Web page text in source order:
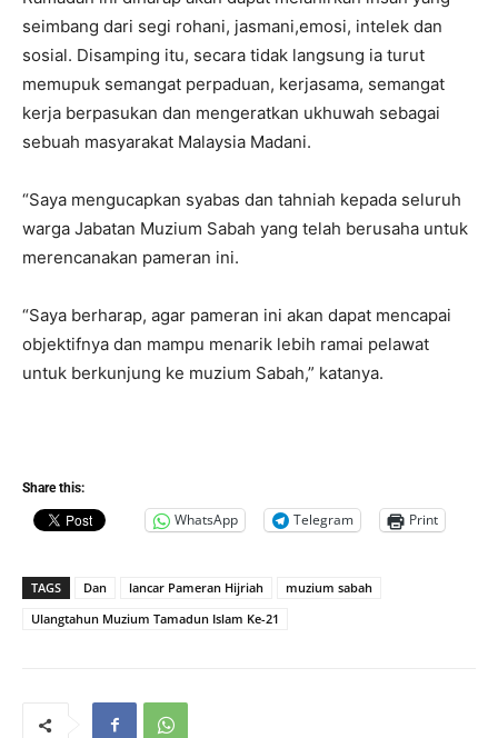
seimbang dari segi rohani, jasmani,emosi, intelek dan
sosial. Disamping itu, secara tidak langsung ia turut
memupuk semangat perpaduan, kerjasama, semangat
kerja berpasukan dan mengeratkan ukhuwah sebagai
sebuah masyarakat Malaysia Madani.
“Saya mengucapkan syabas dan tahniah kepada seluruh
warga Jabatan Muzium Sabah yang telah berusaha untuk
merencanakan pameran ini.
“Saya berharap, agar pameran ini akan dapat mencapai
objektifnya dan mampu menarik lebih ramai pelawat
untuk berkunjung ke muzium Sabah,” katanya.
Share this:
WhatsApp Telegram Print
TAGS Dan lancar Pameran Hijriah
muzium sabah
Ulangtahun Muzium Tamadun Islam Ke-21